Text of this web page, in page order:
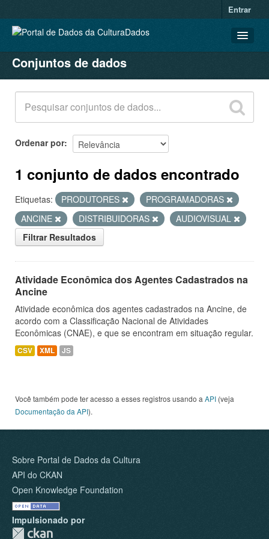
Entrar
CONJUNTOS DE DADOS
ORGANIZAÇÕES
GRUPOS
SOBRE
Conjuntos de dados
Ordenar por
1 conjunto de dados encontrado
Etiquetas: PRODUTORES
PROGRAMADORAS
ANCINE
DISTRIBUIDORAS
AUDIOVISUAL
Filtrar Resultados
Atividade Econômica dos Agentes Cadastrados na
Ancine
Atividade econômica dos agentes cadastrados na Ancine, de
acordo com a Classificação Nacional de Atividades
Econômicas (CNAE), e que se encontram em situação regular.
CSV XML JS
Você também pode ter acesso a esses registros usando a API (veja
Documentação da API).
Sobre Portal de Dados da Cultura
API do CKAN
Open Knowledge Foundation
Impulsionado por